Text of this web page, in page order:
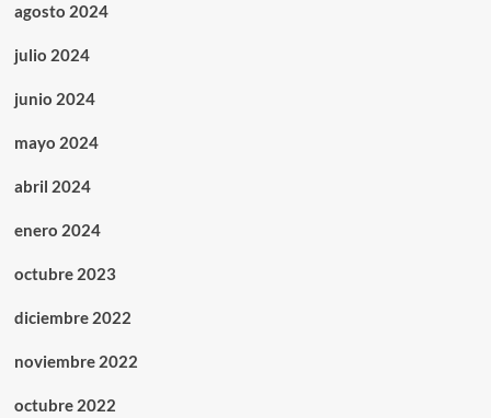
agosto 2024
julio 2024
junio 2024
mayo 2024
abril 2024
enero 2024
octubre 2023
diciembre 2022
noviembre 2022
octubre 2022